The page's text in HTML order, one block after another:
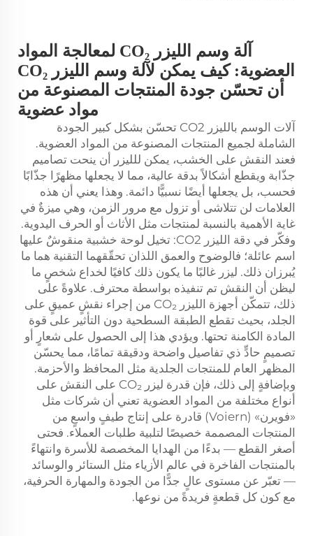
آلة وسم الليزر CO₂ لمعالجة المواد
العضوية: كيف يمكن لآلة وسم الليزر CO₂
أن تحسّن جودة المنتجات المصنوعة من
مواد عضوية
آلات الوسم بالليزر CO2 تحسّن بشكل كبير الجودة
الشاملة لجميع المنتجات المصنوعة من المواد العضوية.
فعند النقش على الخشب، يمكن للليزر أن ينحت تصاميم
جذّابة ويقطع أشكالاً بدقة عالية، مما لا يجعلها مظهرًا جذّابًا
فحسب، بل يجعلها أيضًا نسبيًّا دائمة. وهذا يعني أن هذه
العلامات لن تتلاشى أو تزول مع مرور الزمن، وهي ميزةٌ في
غاية الأهمية بالنسبة لمنتجات مثل الأثاث أو الحرف اليدوية.
وفكّر في دقة الليزر CO2: تخيل لوحة خشبية منقوشٌ عليها
اسم عائلة؛ فالوضوح والعمق اللذان تحقّقهما التقنية هما ما
يُبرزان ذلك. ليزر غالبًا ما يكون ذلك كافيًا لخداع شخصٍ ما
ليظن أن النقش تم تنفيذه بواسطة محترف. علاوةً على
ذلك، تتمكّن أجهزة الليزر CO₂ من إجراء نقشٍ عميقٍ على
الجلد، بحيث تقطع الطبقة السطحية دون التأثير على قوة
المادة الكامنة تحتها. ويؤدي هذا إلى الحصول على شعارٍ أو
تصميمٍ حادٍّ ذي تفاصيل واضحة ودقيقة تمامًا، مما يحسّن
المظهر العام للمنتجات الجلدية مثل المحافظ والأحزمة.
وبإضافةٍ إلى ذلك، فإن قدرة ليزر CO₂ على النقش على
أنواع مختلفة من المواد العضوية تعني أن شركات مثل
«فويرن» (Voiern) قادرة على إنتاج طيفٍ واسعٍ من
المنتجات المصممة خصيصًا لتلبية طلبات العملاء. فحتى
أصغر القطع — بدءًا من الهدايا المخصصة للأسرة وانتهاءً
بالمنتجات الفاخرة في عالم الأزياء مثل الستائر والوسائد
— تعبّر عن مستوى عالٍ جدًّا من الجودة والمهارة الحرفية،
مع كون كل قطعةٍ فريدةً من نوعها.